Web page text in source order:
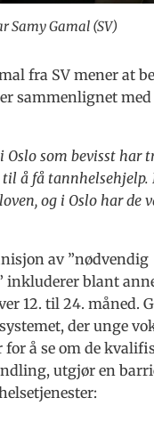
Samy Gamal (SV)
fra SV mener at
sammenlignet
Oslo som bevisst har
å få tannhelsehjelp.
og i Oslo har de
av ”nødvendig
inkluderer blant
12. til 24. måned.
der unge
for å se om de
utgjør en